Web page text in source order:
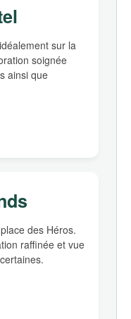
sur la
soignée
ainsi que
des Héros.
raffinée et vue